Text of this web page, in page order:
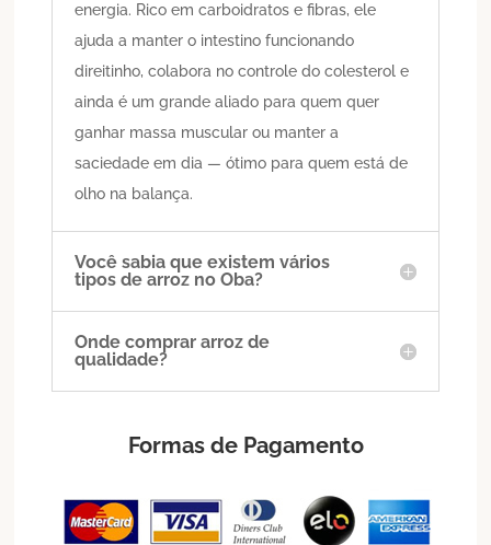
energia. Rico em carboidratos e fibras, ele
ajuda a manter o intestino funcionando
direitinho, colabora no controle do colesterol e
ainda é um grande aliado para quem quer
ganhar massa muscular ou manter a
saciedade em dia — ótimo para quem está de
olho na balança.
Você sabia que existem vários
tipos de arroz no Oba?
Onde comprar arroz de
qualidade?
Formas de Pagamento